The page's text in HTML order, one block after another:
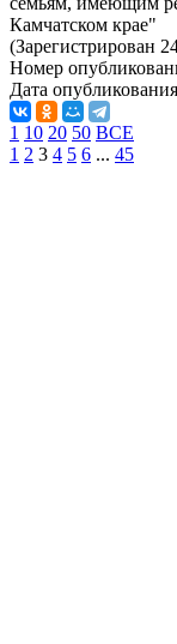
Камчатском крае"
(Зарегистрирован
Номер
Дата
1 10 20 50 ВСЕ
1 2 3 4 5 6 ... 45